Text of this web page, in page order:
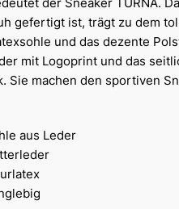
gefertigt ist, trägt zu dem
und das dezente
mit Logoprint und das
machen den sportiven
aus Leder